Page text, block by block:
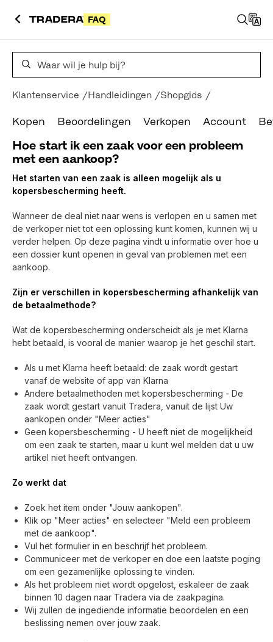
FAQ
Veelgestelde vragen over zoeken
Klantenservice Handleidingen Shopgids
Hoe start ik een zaak voor een probleem
met een aankoop?
Het starten van een zaak is alleen mogelijk als u
kopersbescherming heeft.
Wanneer de deal niet naar wens is verlopen en u samen met
de verkoper niet tot een oplossing kunt komen, kunnen wij u
verder helpen. Op deze pagina vindt u informatie over hoe u
een dossier kunt openen in geval van problemen met een
aankoop.
Zijn er verschillen in kopersbescherming afhankelijk van
de betaalmethode?
Wat de kopersbescherming onderscheidt als je met Klarna
hebt betaald, is vooral de manier waarop je het geschil start.
Als u met Klarna heeft betaald: de zaak wordt gestart
vanaf de website of app van Klarna
Andere betaalmethoden met kopersbescherming - De
zaak wordt gestart vanuit Tradera, vanuit de lijst Uw
aankopen onder "Meer acties"
Geen kopersbescherming - U heeft niet de mogelijkheid
om een ​​zaak te starten, maar u kunt wel melden dat u uw
artikel niet heeft ontvangen.
Zo werkt dat
Zoek het item onder "Jouw aankopen".
Klik op "Meer acties" en selecteer "Meld een probleem
met de aankoop".
Vul het formulier in en beschrijf het probleem.
Communiceer met de verkoper en doe een laatste poging
om een gezamenlijke oplossing te vinden.
Als het probleem niet wordt opgelost, eskaleer de zaak
binnen 10 dagen naar Tradera via de zaakpagina.
Wij zullen de ingediende informatie beoordelen en een
beslissing nemen over jouw zaak.
Kopen Beoordelingen Verkopen Account